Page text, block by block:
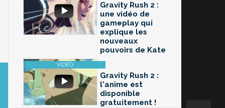
Gravity Rush 2 :
une vidéo de
gameplay qui
explique les
nouveaux
pouvoirs de Kate
Gravity Rush 2 :
l'anime est
disponible
gratuitement !